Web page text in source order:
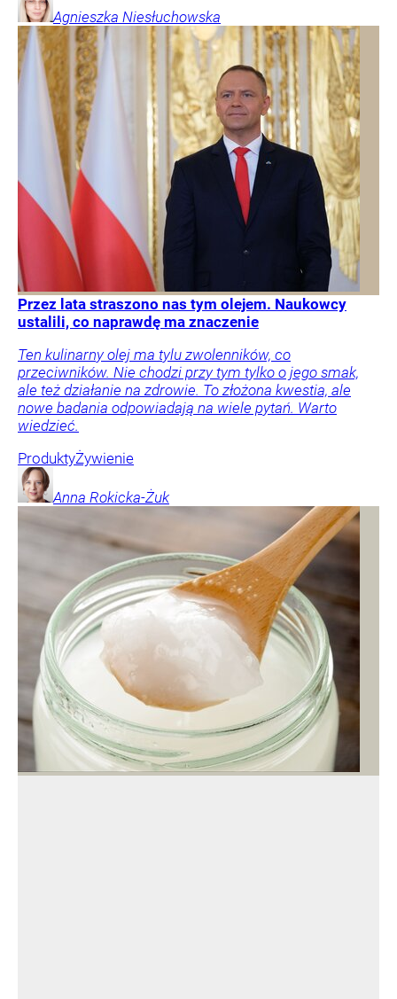
Agnieszka Niesłuchowska
Przez lata straszono nas tym olejem. Naukowcy
ustalili, co naprawdę ma znaczenie
Ten kulinarny olej ma tylu zwolenników, co
przeciwników. Nie chodzi przy tym tylko o jego smak,
ale też działanie na zdrowie. To złożona kwestia, ale
nowe badania odpowiadają na wiele pytań. Warto
wiedzieć.
ProduktyŻywienie
Anna Rokicka-Żuk